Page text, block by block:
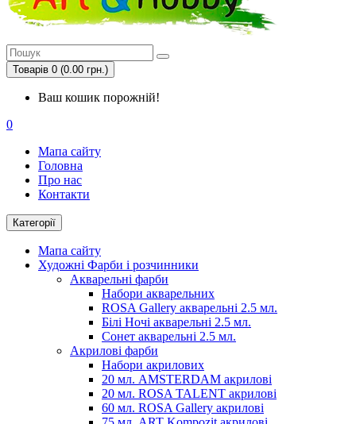
Товарів 0 (0.00 грн.)
Ваш кошик порожній!
0
Мапа сайту
Головна
Про нас
Контакти
Категорії
Мапа сайту
Художні Фарби і розчинники
Акварельні фарби
Набори акварельних
ROSA Gallery акварельні 2.5 мл.
Білі Ночі акварельні 2.5 мл.
Сонет акварельні 2.5 мл.
Акрилові фарби
Набори акрилових
20 мл. AMSTERDAM акрилові
20 мл. ROSA TALENT акрилові
60 мл. ROSA Gallery акрилові